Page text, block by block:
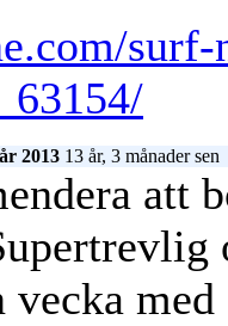
surf-
2013 13 år, 3 månader sen
att
vecka